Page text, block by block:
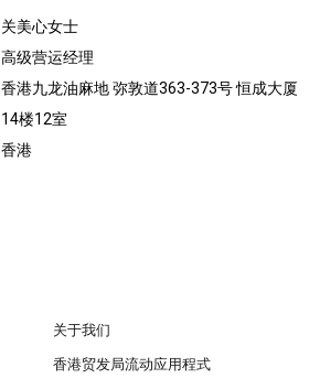
关美心女士
高级营运经理
香港九龙油麻地 弥敦道363-373号 恒成大厦
14楼12室
香港
关于我们
香港贸发局流动应用程式